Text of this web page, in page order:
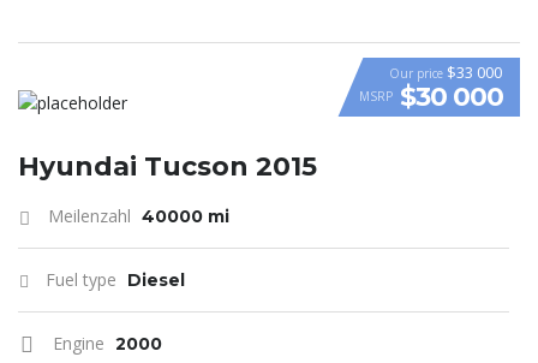
VIDEO
Our price $33 000
MSRP $30 000
Hyundai Tucson 2015
Meilenzahl 40000 mi
Fuel type Diesel
Engine 2000